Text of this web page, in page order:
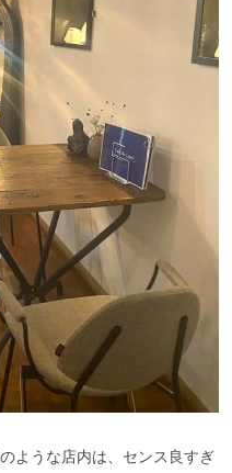
ような店内は、センス良すぎ